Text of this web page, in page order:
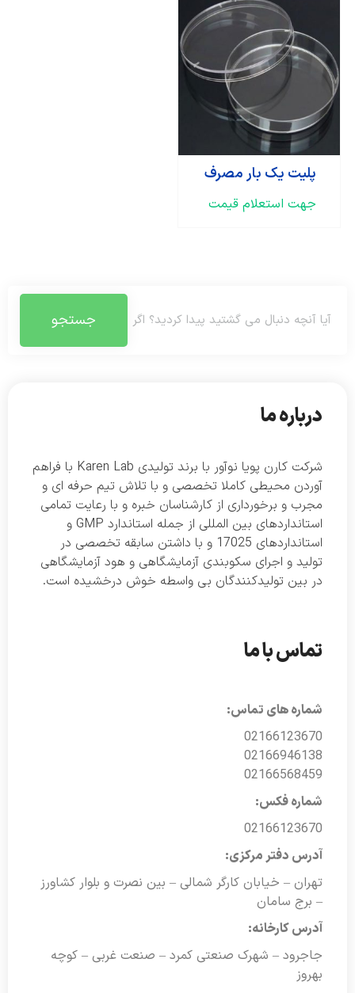
پلیت یک بار مصرف
جهت استعلام قیمت
جستجو
تماس با ما
شماره های تماس:
02166123670
02166946138
02166568459
شماره فکس:
02166123670
آدرس دفتر مرکزی:
تهران – خیابان کارگر شمالی – بین نصرت و بلوار کشاورز
– برج سامان
آدرس کارخانه:
جاجرود – شهرک صنعتی کمرد – صنعت غربی – کوچه
بهروز
درباره ما
شرکت کارن پویا نوآور با برند تولیدی Karen Lab با فراهم
آوردن محیطی کاملا تخصصی و با تلاش تیم حرفه ای و
مجرب و برخورداری از کارشناسان خبره و با رعایت تمامی
استانداردهای بین المللی از جمله استاندارد GMP و
استانداردهای 17025 و با داشتن سابقه تخصصی در
تولید و اجرای سکوبندی آزمایشگاهی و هود آزمایشگاهی
در بین تولیدکنندگان بی واسطه خوش درخشیده است.